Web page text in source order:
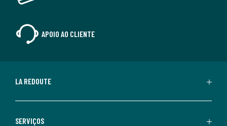
APOIO AO CLIENTE
LA REDOUTE
SERVIÇOS